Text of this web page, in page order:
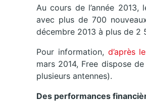
Au cours de l’année
avec plus de 700
décembre 2013 à plus de 2
Pour information, d’après
mars 2014, Free dispose
plusieurs antennes).
Des performances